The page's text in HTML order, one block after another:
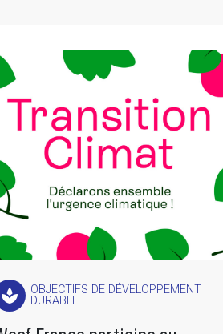
spa
OBJECTIFS DE DÉVELOPPEMENT
DURABLE